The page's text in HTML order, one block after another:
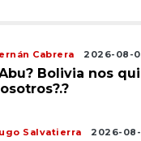
Cabrera 2026-08-
Bolivia nos
Salvatierra 2026-